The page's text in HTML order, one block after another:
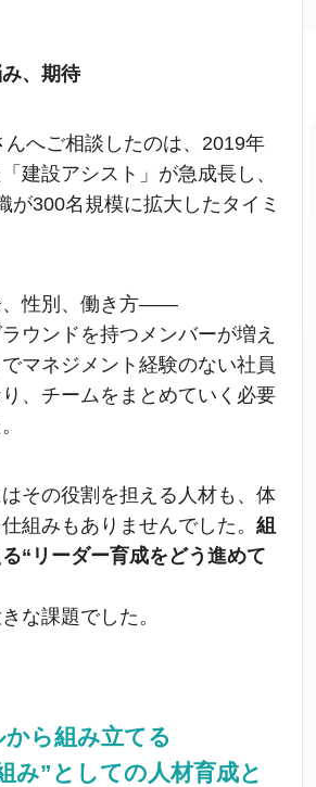
、期待
んへご相談したのは、2019年
建設アシスト」が急成長し、
が300名規模に拡大したタイミ
、性別、働き方——
ウンドを持つメンバーが増え
マネジメント経験のない社員
、チームをまとめていく必要
その役割を担える人材も、体
組みもありませんでした。 組
“リーダー育成をどう進めて
な課題でした。
ら組み立てる
み”としての人材育成と